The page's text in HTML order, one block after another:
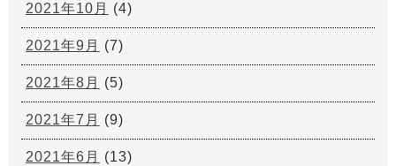
2021年10月 (4)
2021年9月 (7)
2021年8月 (5)
2021年7月 (9)
2021年6月 (13)